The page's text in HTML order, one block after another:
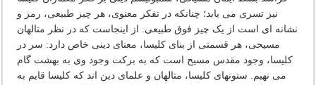
نیز تسری می یابد؛ چنانکه در تفکر معنوی، هر چیز طبیعی، رمز و
نشانه ای است از یک چیز فوق طبیعی. از اینجاست که در نظر متالهان
مسیحی، هر قسمتی از بنای کلیسا، معنای دینی خاص دارد: سر در
کلیسا، وجود مقدس مسیح است که به برکت وجود وی به بهشت گام
می نهیم. ستونهای کلیسا، متالهان و علمای دین اند که کلیسا قایم به